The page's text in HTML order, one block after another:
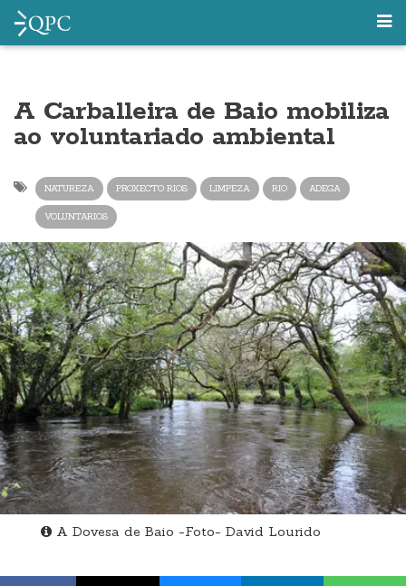
A Carballeira de Baio mobiliza
ao voluntariado ambiental
NATUREZA PROXECTO RIOS LIMPEZA RIO ADEGA
VOLUNTARIOS
A Dovesa de Baio -Foto- David Lourido